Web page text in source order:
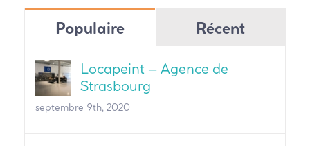
Populaire Récent
Locapeint – Agence de
Strasbourg
septembre 9th, 2020